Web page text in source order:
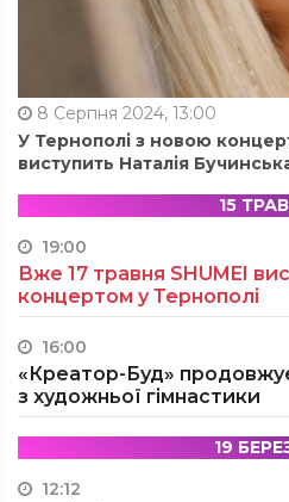
8 Серпня 2024, 13:00
У Тернополі з новою
виступить Наталія
15
19:00
Вже 17 травня SHUMEI
концертом у Тернополі
16:00
«Креатор-Буд»
з художньої гімнастики
19
12:12